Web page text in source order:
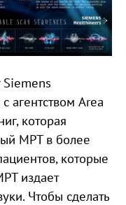
Siemens
агентством Area
которая
МРТ в более
которые
издает
Чтобы сделать